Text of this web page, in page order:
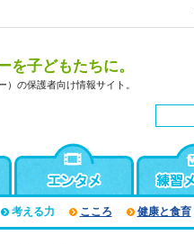
を子どもたちに。
）の保護者向け情報サイト。
考える力 こころ 健康と食育